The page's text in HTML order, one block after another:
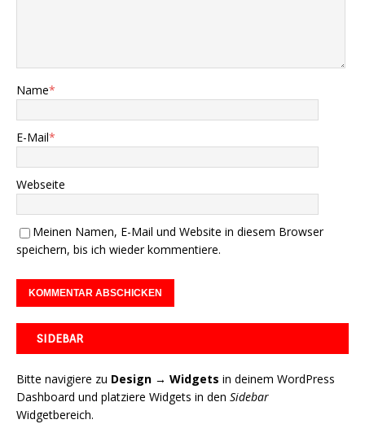
Name*
E-Mail*
Webseite
Meinen Namen, E-Mail und Website in diesem Browser
speichern, bis ich wieder kommentiere.
SIDEBAR
Bitte navigiere zu Design → Widgets in deinem WordPress
Dashboard und platziere Widgets in den Sidebar
Widgetbereich.